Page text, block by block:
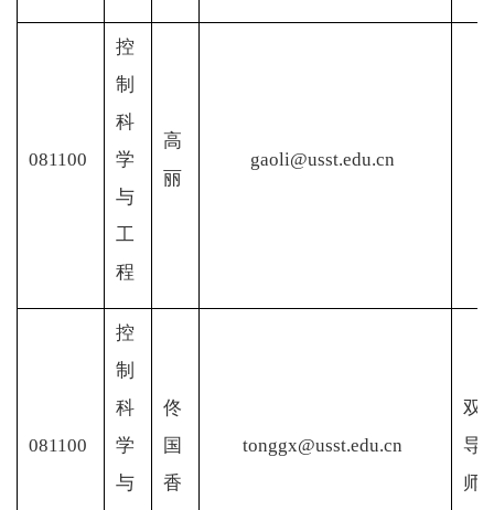
081100
控
制
科
学
与
工
程
高
丽
gaoli@usst.edu.cn
081100
控
制
科
学
与
佟
国
香
tonggx@usst.edu.cn
双
导
师